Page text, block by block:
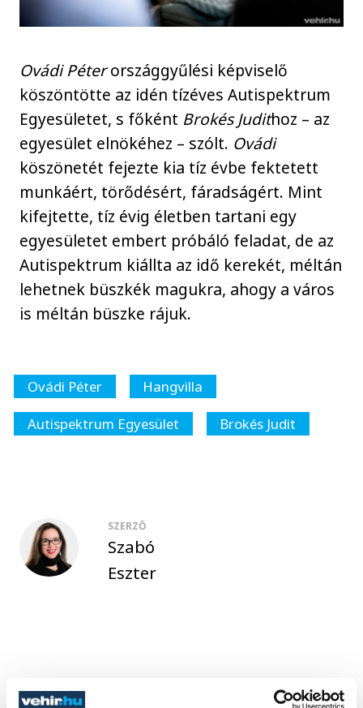
Ovádi Péterországgyűlési képviselő
köszöntötte az idén tízéves Autispektrum
Egyesületet, s főként Brokés Judithoz – az
egyesület elnökéhez – szólt. Ovádi
köszönetét fejezte kia tíz évbe fektetett
munkáért, törődésért, fáradságért. Mint
kifejtette, tíz évig életben tartani egy
egyesületet embert próbáló feladat, de az
Autispektrum kiállta az idő kerekét, méltán
lehetnek büszkék magukra, ahogy a város
is méltán büszke rájuk.
Ovádi Péter
Hangvilla
Autispektrum Egyesület
Brokés Judit
SZERZŐ
Szabó
Eszter